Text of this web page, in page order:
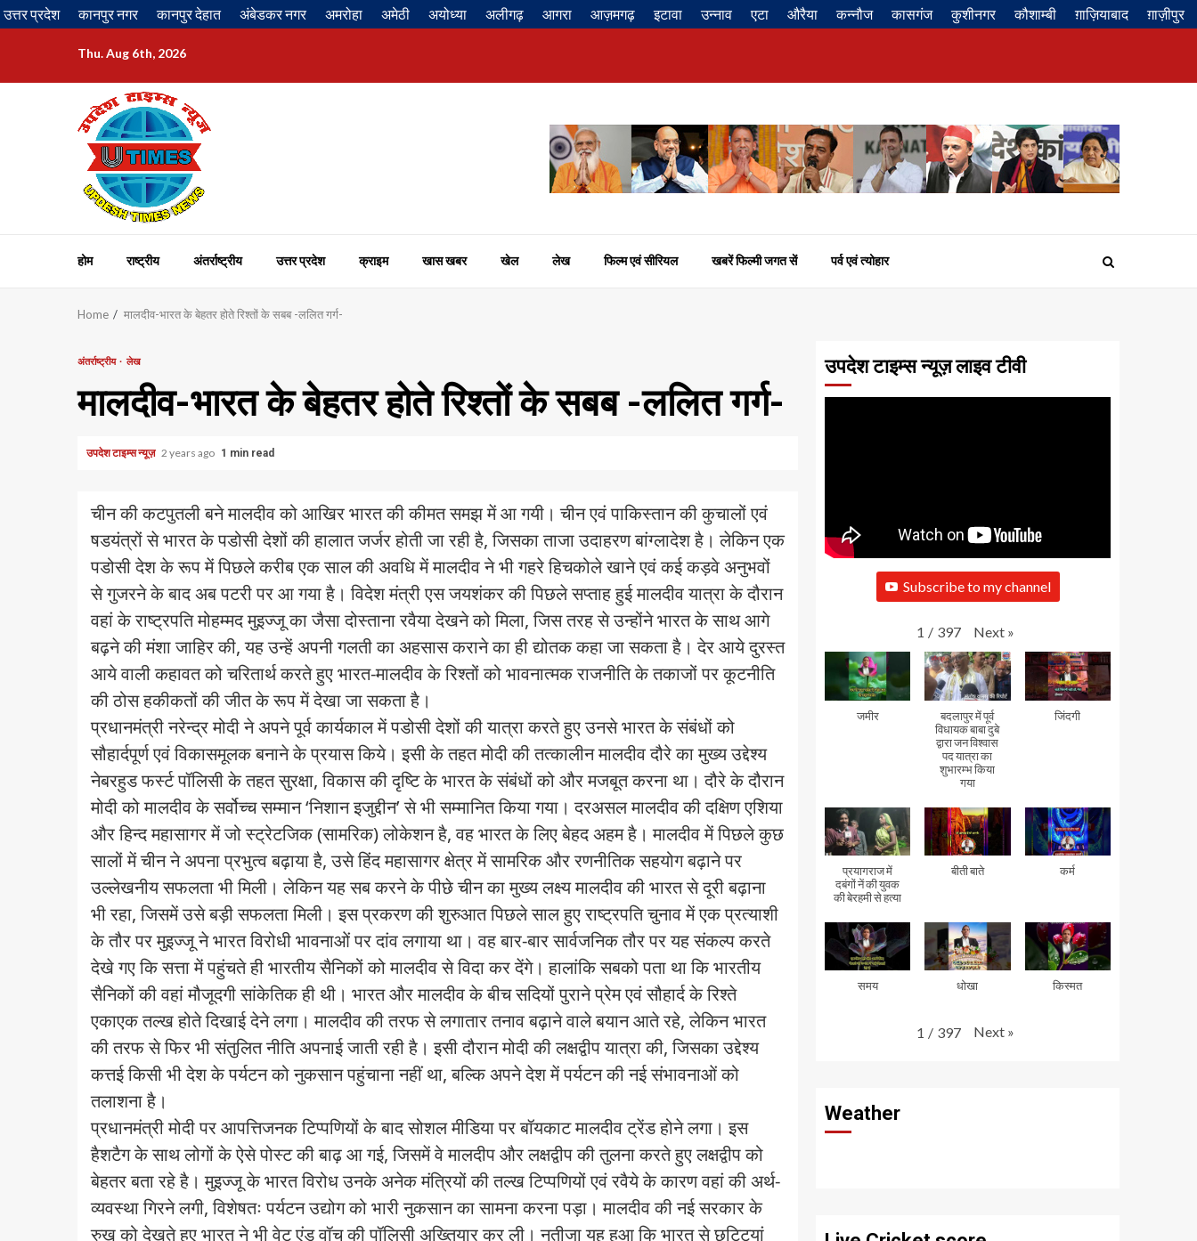
Skip
to
उत्तर प्रदेश कानपुर नगर कानपुर देहात अंबेडकर नगर अमरोहा अमेठी अयोध्या अलीगढ़ आगरा आज़मगढ़ इटावा उन्नाव एटा औरैया कन्नौज कासगंज कुशीनगर कौशाम्बी ग़ाज़ियाबाद ग़ाज़ीपुर
Thu. Aug 6th, 2026
होम राष्ट्रीय अंतर्राष्ट्रीय उत्तर प्रदेश क्राइम खास खबर खेल लेख फिल्म एवं सीरियल खबरें फिल्मी जगत सें पर्व एवं त्योहार
Home मालदीव-भारत के बेहतर होते रिश्तों के सबब -ललित गर्ग-
अंतर्राष्ट्रीय लेख
मालदीव-भारत के बेहतर होते रिश्तों के सबब -ललित गर्ग-
उपदेश टाइम्स न्यूज़ 2 years ago 1 min read
चीन की कटपुतली बने मालदीव को आखिर भारत की कीमत समझ में आ गयी। चीन एवं पाकिस्तान की कुचालों एवं
षडयंत्रों से भारत के पडोसी देशों की हालात जर्जर होती जा रही है, जिसका ताजा उदाहरण बांग्लादेश है। लेकिन एक
पडोसी देश के रूप में पिछले करीब एक साल की अवधि में मालदीव ने भी गहरे हिचकोले खाने एवं कई कड़वे अनुभवों
से गुजरने के बाद अब पटरी पर आ गया है। विदेश मंत्री एस जयशंकर की पिछले सप्ताह हुई मालदीव यात्रा के दौरान
वहां के राष्ट्रपति मोहम्मद मुइज्जू का जैसा दोस्ताना रवैया देखने को मिला, जिस तरह से उन्होंने भारत के साथ आगे
बढ़ने की मंशा जाहिर की, यह उन्हें अपनी गलती का अहसास कराने का ही द्योतक कहा जा सकता है। देर आये दुरस्त
आये वाली कहावत को चरितार्थ करते हुए भारत-मालदीव के रिश्तों को भावनात्मक राजनीति के तकाजों पर कूटनीति
की ठोस हकीकतों की जीत के रूप में देखा जा सकता है।
प्रधानमंत्री नरेन्द्र मोदी ने अपने पूर्व कार्यकाल में पडोसी देशों की यात्रा करते हुए उनसे भारत के संबंधों को
सौहार्दपूर्ण एवं विकासमूलक बनाने के प्रयास किये। इसी के तहत मोदी की तत्कालीन मालदीव दौरे का मुख्य उद्देश्य
नेबरहुड फर्स्ट पॉलिसी के तहत सुरक्षा, विकास की दृष्टि के भारत के संबंधों को और मजबूत करना था। दौरे के दौरान
मोदी को मालदीव के सर्वोच्च सम्मान ‘निशान इजुद्दीन’ से भी सम्मानित किया गया। दरअसल मालदीव की दक्षिण एशिया
और हिन्द महासागर में जो स्ट्रेटजिक (सामरिक) लोकेशन है, वह भारत के लिए बेहद अहम है। मालदीव में पिछले कुछ
सालों में चीन ने अपना प्रभुत्व बढ़ाया है, उसे हिंद महासागर क्षेत्र में सामरिक और रणनीतिक सहयोग बढ़ाने पर
उल्लेखनीय सफलता भी मिली। लेकिन यह सब करने के पीछे चीन का मुख्य लक्ष्य मालदीव की भारत से दूरी बढ़ाना
भी रहा, जिसमें उसे बड़ी सफलता मिली। इस प्रकरण की शुरुआत पिछले साल हुए राष्ट्रपति चुनाव में एक प्रत्याशी
के तौर पर मुइज्जू ने भारत विरोधी भावनाओं पर दांव लगाया था। वह बार-बार सार्वजनिक तौर पर यह संकल्प करते
देखे गए कि सत्ता में पहुंचते ही भारतीय सैनिकों को मालदीव से विदा कर देंगे। हालांकि सबको पता था कि भारतीय
सैनिकों की वहां मौजूदगी सांकेतिक ही थी। भारत और मालदीव के बीच सदियों पुराने प्रेम एवं सौहार्द के रिश्ते
एकाएक तल्ख होते दिखाई देने लगा। मालदीव की तरफ से लगातार तनाव बढ़ाने वाले बयान आते रहे, लेकिन भारत
की तरफ से फिर भी संतुलित नीति अपनाई जाती रही है। इसी दौरान मोदी की लक्षद्वीप यात्रा की, जिसका उद्देश्य
कत्तई किसी भी देश के पर्यटन को नुकसान पहुंचाना नहीं था, बल्कि अपने देश में पर्यटन की नई संभावनाओं को
तलाशना है।
प्रधानमंत्री मोदी पर आपत्तिजनक टिप्पणियों के बाद सोशल मीडिया पर बॉयकाट मालदीव ट्रेंड होने लगा। इस
हैशटैग के साथ लोगों के ऐसे पोस्ट की बाढ़ आ गई, जिसमें वे मालदीप और लक्षद्वीप की तुलना करते हुए लक्षद्वीप को
बेहतर बता रहे है। मुइज्जू के भारत विरोध उनके अनेक मंत्रियों की तल्ख टिप्पणियों एवं रवैये के कारण वहां की अर्थ-
व्यवस्था गिरने लगी, विशेषतः पर्यटन उद्योग को भारी नुकसान का सामना करना पड़ा। मालदीव की नई सरकार के
रुख को देखते हुए भारत ने भी वेट एंड वॉच की पॉलिसी अख्तियार कर ली। नतीजा यह हुआ कि भारत से छुट्टियां
उपदेश टाइम्स न्यूज़ लाइव टीवी
Subscribe to my channel
1 / 397 Next »
जमीर
बदलापुर में पूर्व
विधायक बाबा दुबे
द्वारा जन विश्वास
पद यात्रा का
शुभारम्भ किया
गया
जिंदगी
प्रयागराज में
दबंगों नें की युवक
की बेरहमी से हत्या
बीती बाते कर्म
समय धोखा किस्मत
1 / 397 Next »
Weather